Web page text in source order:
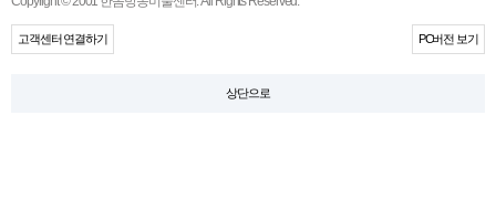
고객센터 연결하기 PC버전 보기
상단으로